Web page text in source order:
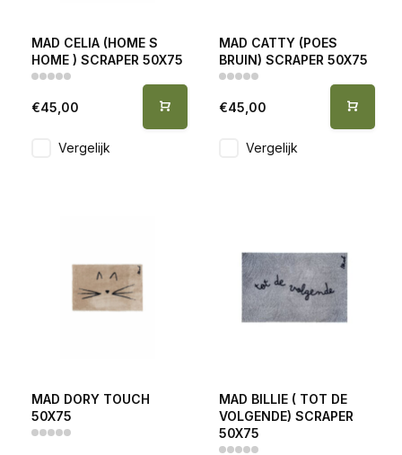
MAD CELIA (HOME S
HOME ) SCRAPER 50X75
€45,00
Vergelijk
MAD CATTY (POES
BRUIN) SCRAPER 50X75
€45,00
Vergelijk
MAD DORY TOUCH
50X75
MAD BILLIE ( TOT DE
VOLGENDE) SCRAPER
50X75